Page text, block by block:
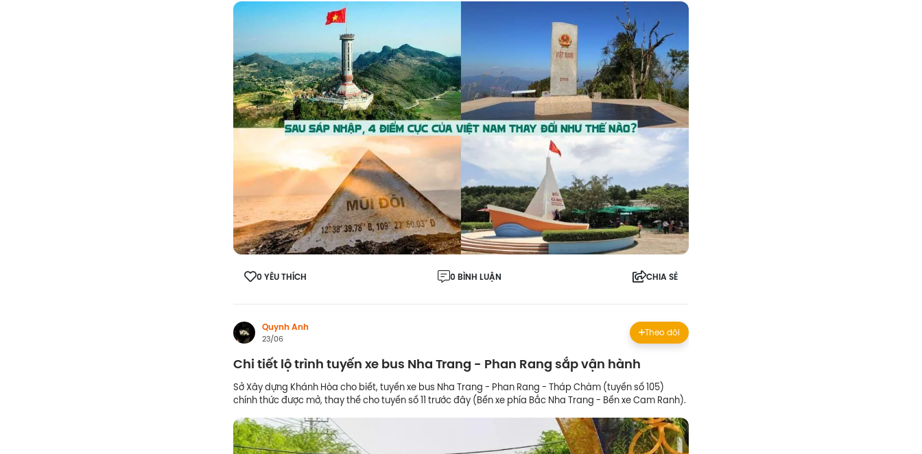
0 YÊU THÍCH 0 BÌNH LUẬN CHIA SẺ
Quynh Anh
23/06
Theo dõi
Chi tiết lộ trình tuyến xe bus Nha Trang - Phan Rang sắp vận hành
Sở Xây dựng Khánh Hòa cho biết, tuyến xe bus Nha Trang - Phan Rang - Tháp Chàm (tuyến số 105)
chính thức được mở, thay thế cho tuyến số 11 trước đây (Bến xe phía Bắc Nha Trang - Bến xe Cam Ranh).